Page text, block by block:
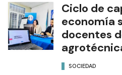
Ciclo de
economía
docentes
SOCIEDAD